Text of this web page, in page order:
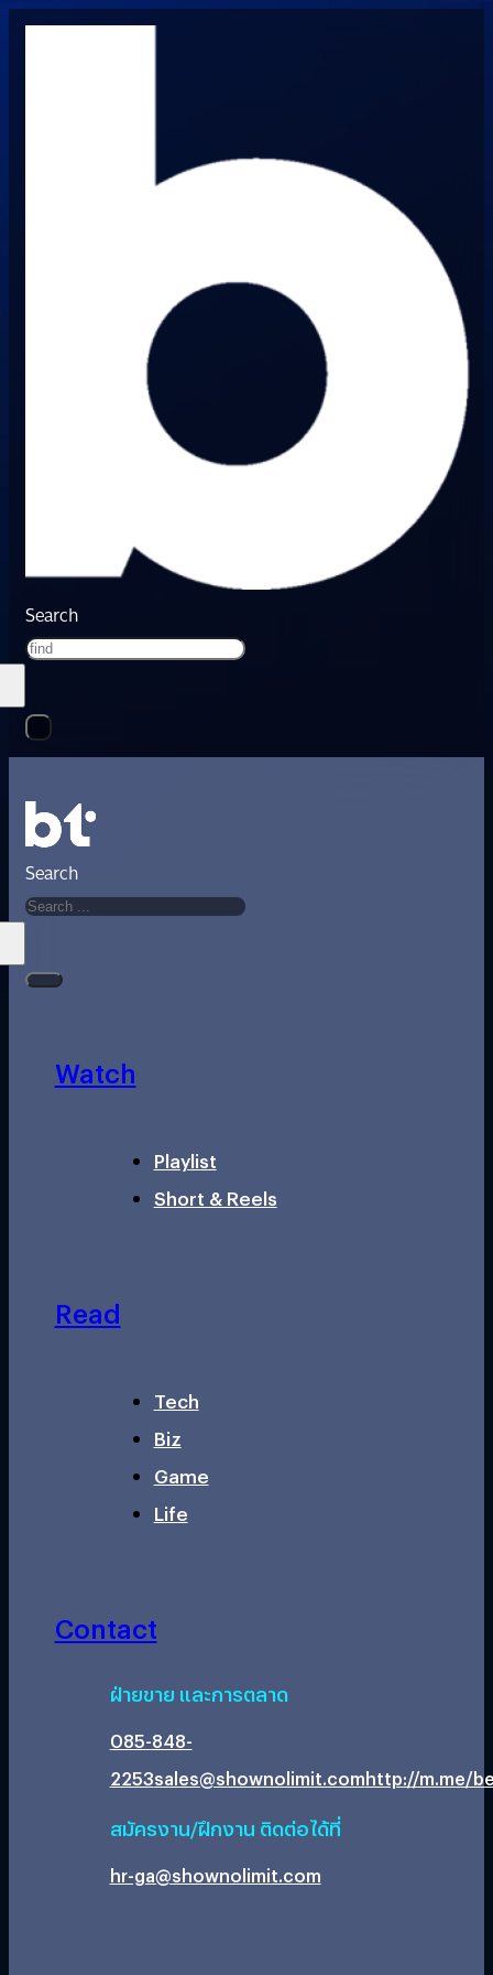
Search
Search
Watch
Playlist
Short & Reels
Read
Tech
Biz
Game
Life
Contact
ฝ่ายขาย และการตลาด
085-848-
2253sales@shownolimit.comhttp://m.me/
สมัครงาน/ฝึกงาน ติดต่อได้ที่
hr-ga@shownolimit.com